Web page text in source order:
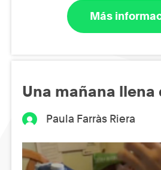
Más
Una mañana
Paula Farràs Riera